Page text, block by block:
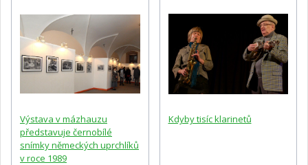
Výstava v mázhauzu
představuje černobílé
snímky německých uprchlíků
v roce 1989
Kdyby tisíc klarinetů